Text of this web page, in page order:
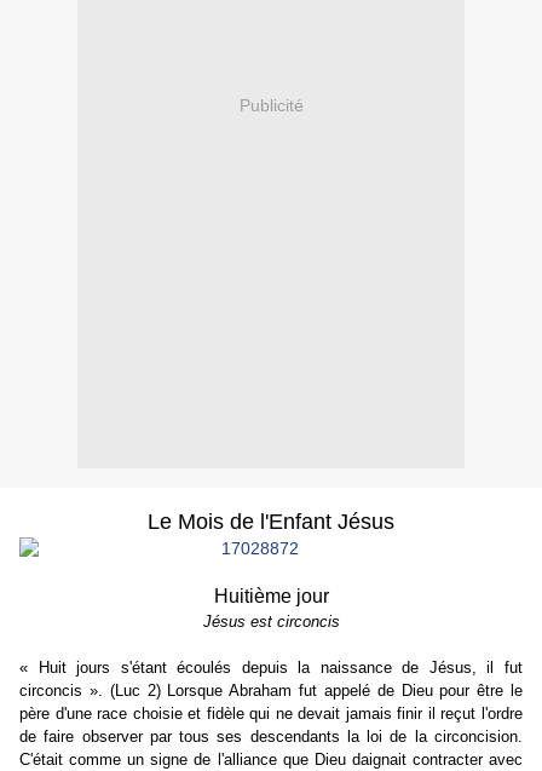
Publicité
Le Mois de l'Enfant Jésus
Huitième jour
Jésus est circoncis
« Huit jours s'étant écoulés depuis la naissance de Jésus, il fut
circoncis ». (Luc 2) Lorsque Abraham fut appelé de Dieu pour être le
père d'une race choisie et fidèle qui ne devait jamais finir il reçut l'ordre
de faire observer par tous ses descendants la loi de la circoncision.
C'était comme un signe de l'alliance que Dieu daignait contracter avec